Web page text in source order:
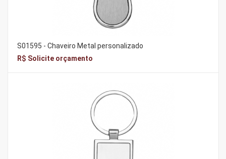
S01595 - Chaveiro Metal personalizado
R$ Solicite orçamento